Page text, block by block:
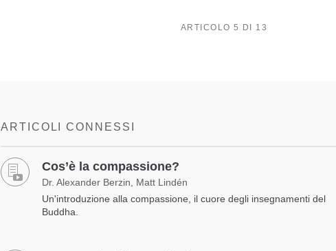
ARTICOLO 5 DI 13
ARTICOLI CONNESSI
Cos’è la compassione?
Dr. Alexander Berzin, Matt Lindén
Un'introduzione alla compassione, il cuore degli insegnamenti del
Buddha.